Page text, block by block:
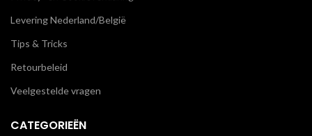
Levering Nederland/België
Tips & Tricks
Retourbeleid
Veelgestelde vragen
CATEGORIEËN